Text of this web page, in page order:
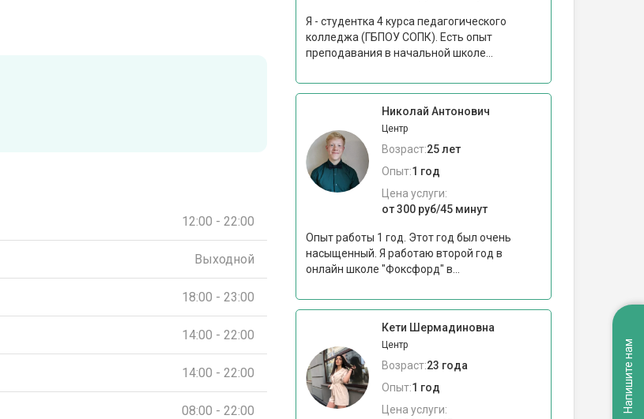
12:00 - 22:00
Выходной
18:00 - 23:00
14:00 - 22:00
14:00 - 22:00
08:00 - 22:00
Я - студентка 4 курса педагогического
колледжа (ГБПОУ СОПК). Есть опыт
преподавания в начальной школе...
Николай Антонович
Центр
Возраст:25 лет
Опыт:1 год
Цена услуги:
от 300 руб/45 минут
Опыт работы 1 год. Этот год был очень
насыщенный. Я работаю второй год в
онлайн школе "Фоксфорд" в...
Кети Шермадиновна
Центр
Возраст:23 года
Опыт:1 год
Цена услуги:
Напишите нам